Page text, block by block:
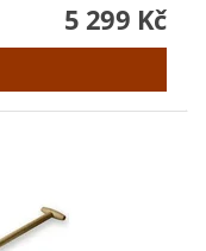
5 299 Kč